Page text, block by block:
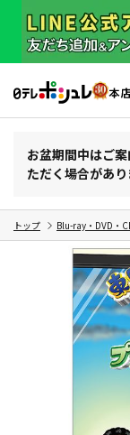
お盆期間中はご
ただく場合があ
トップ Blu-ray・DVD・